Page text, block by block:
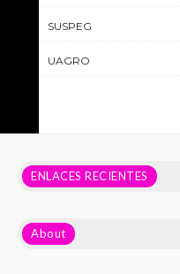
SUSPEG
UAGRO
ENLACES RECIENTES
About